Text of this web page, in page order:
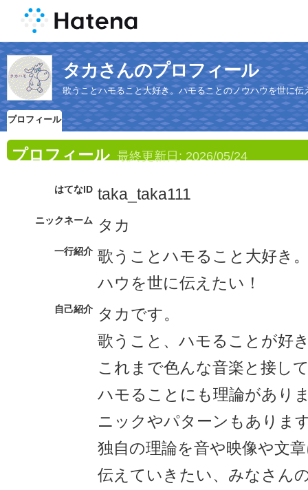
タカさんのプロフィール
歌うことハモること大好き。ハモることのノウハウを世に伝
プロフィール
プロフィール 最終更新日: 2026/05/24
はてなID taka_taka111
ニックネーム タカ
一行紹介 歌うことハモること大好き
ハウを世に伝えたい！
自己紹介
タカです。
歌うこと、ハモることが好
これまで色んな音楽と接し
ハモることにも理論があり
ニックやパターンもありま
独自の理論を音や映像や文
伝えていきたい、みなさん